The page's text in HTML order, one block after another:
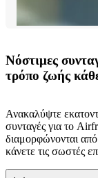
Νόστιμες
τρόπο ζωής
Ανακαλύψτε
συνταγές για το
διαμορφώνονται από
κάνετε τις σωστές